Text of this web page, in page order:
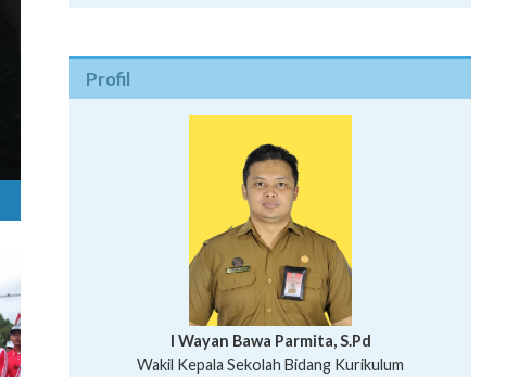
Profil
I Wayan Bawa Parmita, S.Pd
Wakil Kepala Sekolah Bidang Kurikulum
I Wayan Gede Aditya Pratita, S.Pd., M.Sn
Ni Wayan Nopi Sutantri, S.Pd.